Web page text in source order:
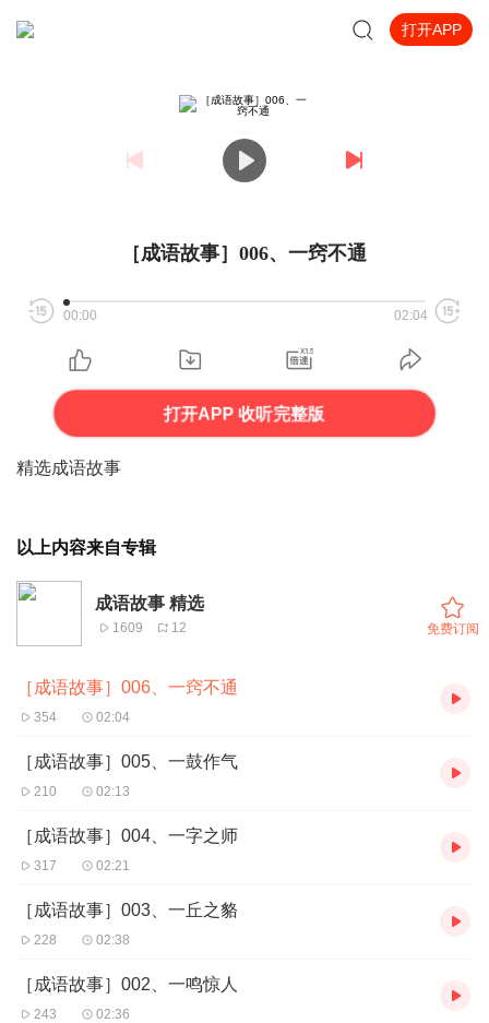
打开APP
［成语故事］006、一窍不通
00:00 02:04
打开APP 收听完整版
精选成语故事
以上内容来自专辑
成语故事 精选
1609 12 免费订阅
［成语故事］006、一窍不通
354 02:04
［成语故事］005、一鼓作气
210 02:13
［成语故事］004、一字之师
317 02:21
［成语故事］003、一丘之貉
228 02:38
［成语故事］002、一鸣惊人
243 02:36